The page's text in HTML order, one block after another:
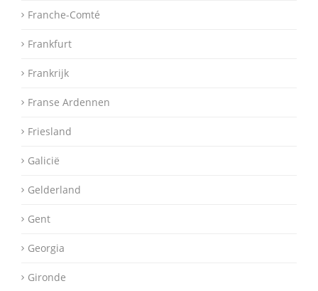
Franche-Comté
Frankfurt
Frankrijk
Franse Ardennen
Friesland
Galicië
Gelderland
Gent
Georgia
Gironde